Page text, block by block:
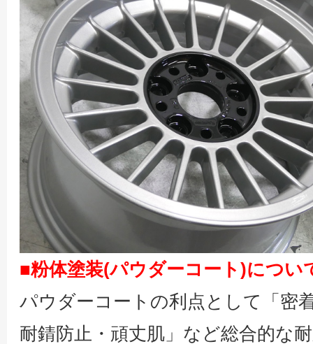
■粉体塗装(パウダーコート)につい
パウダーコートの利点として「密
耐錆防止・頑丈肌」など総合的な